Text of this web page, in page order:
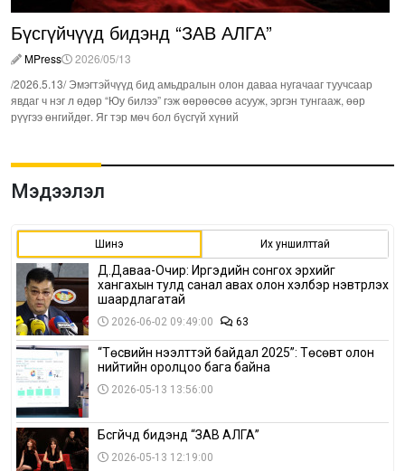
Бүсгүйчүүд бидэнд “ЗАВ АЛГА”
MPress
2026/05/13
/2026.5.13/ Эмэгтэйчүүд бид амьдралын олон даваа нугачааг туучсаар
явдаг ч нэг л өдөр “Юу билээ” гэж өөрөөсөө асууж, эргэн тунгааж, өөр
рүүгээ өнгийдөг. Яг тэр мөч бол бүсгүй хүний
Мэдээлэл
Шинэ Их уншилттай
Д.Даваа-Очир: Иргэдийн сонгох эрхийг
хангахын тулд санал авах олон хэлбэр нэвтрүүлэх
шаардлагатай
2026-06-02 09:49:00 63
“Төсвийн нээлттэй байдал 2025”: Төсөвт олон
нийтийн оролцоо бага байна
2026-05-13 13:56:00
Бүсгүйчүүд бидэнд “ЗАВ АЛГА”
2026-05-13 12:19:00